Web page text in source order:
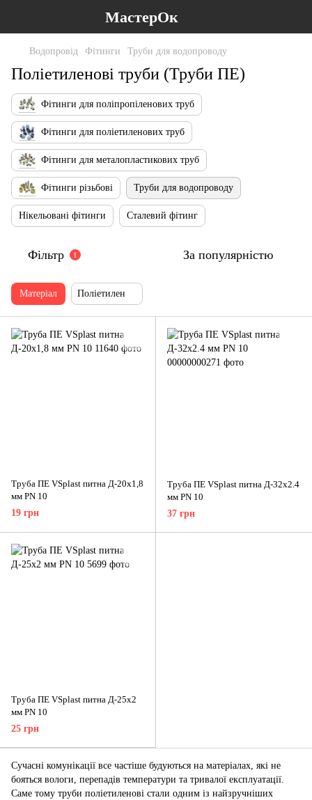
МастерОк
Водопровід Фітинги Труби для водопроводу
Поліетиленові труби (Труби ПЕ)
Фітинги для поліпропіленових труб
Фітинги для поліетиленових труб
Фітинги для металопластикових труб
Фітинги різьбові Труби для водопроводу
Нікельовані фітинги Сталевий фітинг
Фільтр 1 За популярністю
Матеріал Поліетилен
Труба ПЕ VSplast питна Д-20х1,8
мм PN 10
19 грн
Труба ПЕ VSplast питна Д-32х2.4
мм PN 10
37 грн
Труба ПЕ VSplast питна Д-25х2
мм PN 10
25 грн
Сучасні комунікації все частіше будуються на матеріалах, які не
бояться вологи, перепадів температури та тривалої експлуатації.
Саме тому труби поліетиленові стали одним із найзручніших